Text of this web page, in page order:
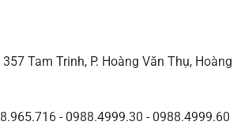
Tam Trinh, P. Hoàng Văn Thụ, Hoàng
- 0988.4999.30 - 0988.4999.60